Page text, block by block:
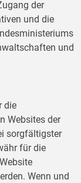
der
und die
und
die
Websites der
sorgfältigster
für die
Wenn und